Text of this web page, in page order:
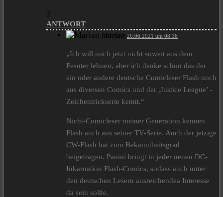
2
ANTWORT
Marian 20.06.2021 um 08:16
„Ich will mich jetzt nicht soweit aus dem
Fesnter lehnen, aber ich denke schon das der
ein oder andere deutsche Comicleser Flash noch
aus diversen Comics und der ,Justice League’ -
Zeichentrickserie kennt.“
Nicht-Comicleser meiner Generation kennen
Flash auch aus seiner TV-Serie. Auch der jetzige
CW-Flash hat zum Bekanntheitsgrad
beigetragen. Panini bringt in jeder neuen DC-
Inkarnation Flash-Comics, sodass auch unter
den deutschen Lesern ausreichendea Interesse
da sein sollte.